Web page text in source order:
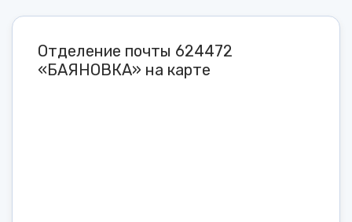
Отделение почты 624472
«БАЯНОВКА» на карте